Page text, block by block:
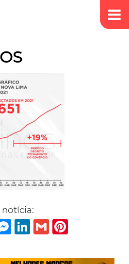
Messenger
LinkedIn
Gmail